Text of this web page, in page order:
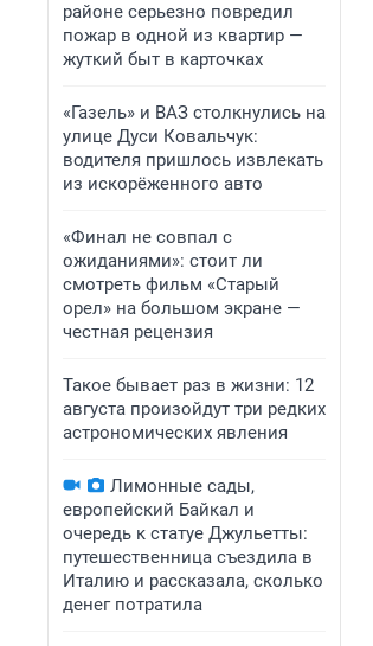
районе серьезно повредил
пожар в одной из квартир —
жуткий быт в карточках
«Газель» и ВАЗ столкнулись на
улице Дуси Ковальчук:
водителя пришлось извлекать
из искорёженного авто
«Финал не совпал с
ожиданиями»: стоит ли
смотреть фильм «Старый
орел» на большом экране —
честная рецензия
Такое бывает раз в жизни: 12
августа произойдут три редких
астрономических явления
Лимонные сады,
европейский Байкал и
очередь к статуе Джульетты:
путешественница съездила в
Италию и рассказала, сколько
денег потратила